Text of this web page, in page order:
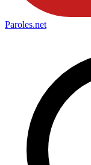
Paroles.net